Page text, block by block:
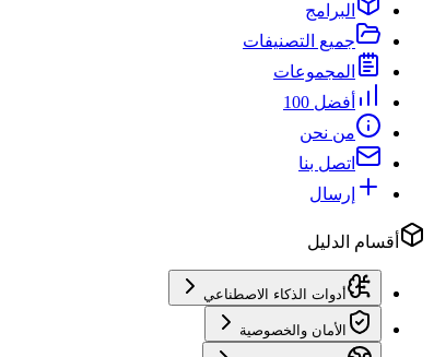
البرامج
جميع التصنيفات
المجموعات
أفضل 100
من نحن
اتصل بنا
إرسال
أقسام الدليل
أدوات الذكاء الاصطناعي
الأمان والخصوصية